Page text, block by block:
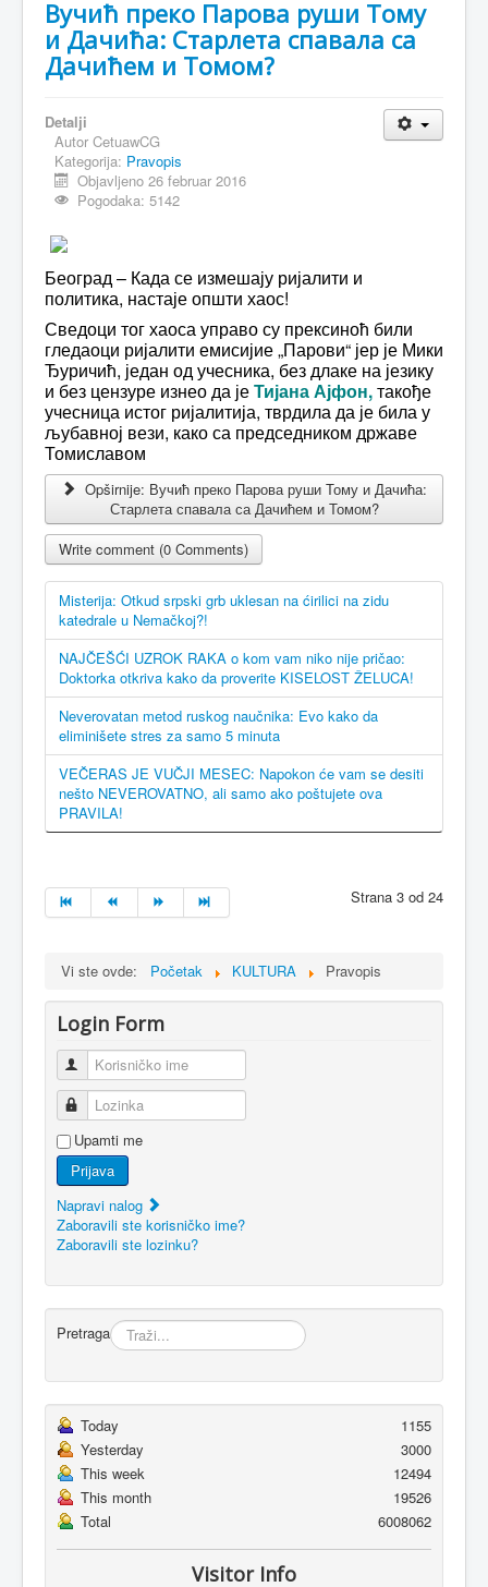
Вучић преко Парова руши Тому
и Дачића: Старлета спавала са
Дачићем и Томом?
Detalji
Autor CetuawCG
Kategorija: Pravopis
Objavljeno 26 februar 2016
Pogodaka: 5142
Београд – Када се измешају ријалити и
политика, настаје општи хаос!
Сведоци тог хаоса управо су прексиноћ били
гледаоци ријалити емисијие „Парови“ јер је Мики
Ђуричић, један од учесника, без длаке на језику
и без цензуре изнео да јеТијана Ајфон,такође
учесница истог ријалитија, тврдила да је била у
љубавној вези, како са председником државе
Томиславом
Opširnije: Вучић преко Парова руши Тому и Дачића:
Старлета спавала са Дачићем и Томом?
Write comment (0 Comments)
Misterija: Otkud srpski grb uklesan na ćirilici na zidu
katedrale u Nemačkoj?!
NAJČEŠĆI UZROK RAKA o kom vam niko nije pričao:
Doktorka otkriva kako da proverite KISELOST ŽELUCA!
Neverovatan metod ruskog naučnika: Evo kako da
eliminišete stres za samo 5 minuta
VEČERAS JE VUČJI MESEC: Napokon će vam se desiti
nešto NEVEROVATNO, ali samo ako poštujete ova
PRAVILA!
Strana 3 od 24
Vi ste ovde: Početak KULTURA Pravopis
Login Form
Korisničko ime
Lozinka
Upamti me
Prijava
Napravi nalog
Zaboravili ste korisničko ime?
Zaboravili ste lozinku?
Pretraga
Today
1155
Yesterday
3000
This week
12494
This month
19526
Total
6008062
Visitor Info